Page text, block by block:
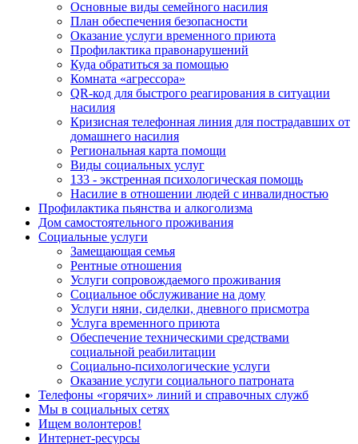
Основные виды семейного насилия
План обеспечения безопасности
Оказание услуги временного приюта
Профилактика правонарушений
Куда обратиться за помощью
Комната «агрессора»
QR-код для быстрого реагирования в ситуации
насилия
Кризисная телефонная линия для пострадавших от
домашнего насилия
Региональная карта помощи
Виды социальных услуг
133 - экстренная психологическая помощь
Насилие в отношении людей с инвалидностью
Профилактика пьянства и алкоголизма
Дом самостоятельного проживания
Социальные услуги
Замещающая семья
Рентные отношения
Услуги сопровождаемого проживания
Социальное обслуживание на дому
Услуги няни, сиделки, дневного присмотра
Услуга временного приюта
Обеспечение техническими средствами
социальной реабилитации
Социально-психологические услуги
Оказание услуги социального патроната
Телефоны «горячих» линий и справочных служб
Мы в социальных сетях
Ищем волонтеров!
Интернет-ресурсы